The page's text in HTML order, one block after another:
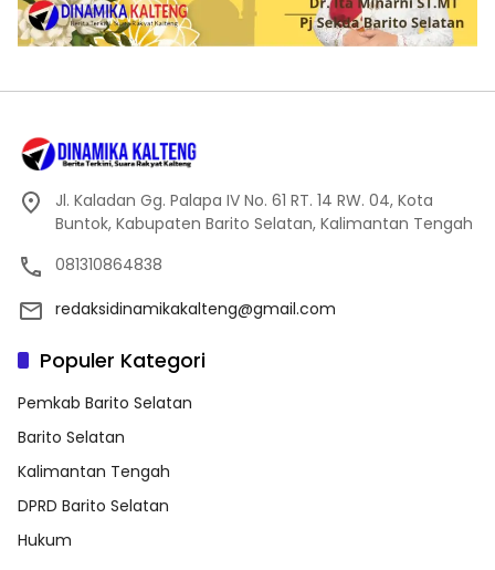
Jl. Kaladan Gg. Palapa IV No. 61 RT. 14 RW. 04, Kota
Buntok, Kabupaten Barito Selatan, Kalimantan Tengah
081310864838
redaksidinamikakalteng@gmail.com
Populer Kategori
Pemkab Barito Selatan
Barito Selatan
Kalimantan Tengah
DPRD Barito Selatan
Hukum